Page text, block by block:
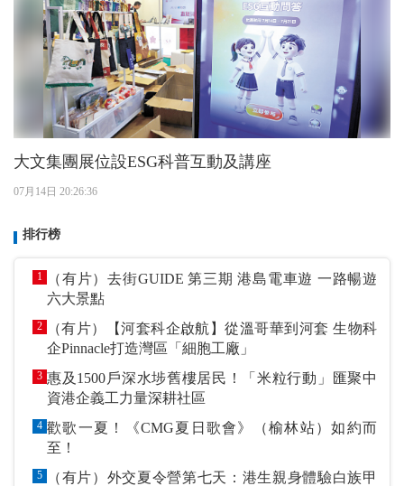
大文集團展位設ESG科普互動及講座
07月14日 20:26:36
排行榜
1
（有片）去街GUIDE 第三期 港島電車遊 一路暢遊
六大景點
2
（有片）【河套科企啟航】從溫哥華到河套 生物科
企Pinnacle打造灣區「細胞工廠」
3 惠及1500戶深水埗舊樓居民！「米粒行動」匯聚中
資港企義工力量深耕社區
4 歡歌一夏！《CMG夏日歌會》（榆林站）如約而
至！
5
（有片）外交夏令營第七天：港生親身體驗白族甲